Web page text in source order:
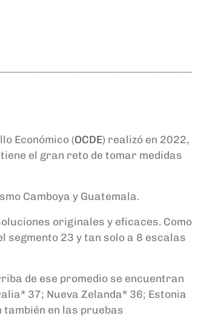
Económico (OCDE) realizó en 2022,
el gran reto de tomar medidas
Camboya y Guatemala.
originales y eficaces. Como
segmento 23 y tan solo a 8 escalas
de ese promedio se encuentran
37; Nueva Zelanda* 36; Estonia
en las pruebas